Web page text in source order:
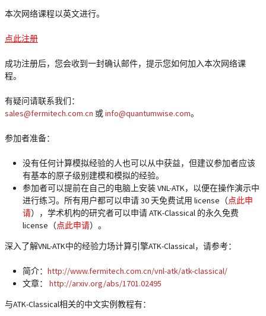
本次网络课程以英文进行。
点此注册
成功注册后，您会收到一封确认邮件，提示您如何加入本次网络课
程。
有疑问请联系我们：
sales@fermitech.com.cn 或info@quantumwise.com。
参加者准备：
没有任何计算模拟经验的人也可以从中获益，但建议参加者应该
有基本的原子级别建模和模拟的经验。
参加者可以提前在自己的电脑上安装 VNL-ATK，以便在操作演示中
进行练习。所有用户都可以申请 30 天免费试用 license（点此申
请），学术机构的研究者可以申请 ATK-Classical 的永久免费
license（点此申请）。
深入了解VNL-ATK中的经验力场计算引擎ATK-Classical，请参考：
简介： http://www.fermitech.com.cn/vnl-atk/atk-classical/
文章： http://arxiv.org/abs/1701.02495
与ATK-Classical相关的中文实例教程有：